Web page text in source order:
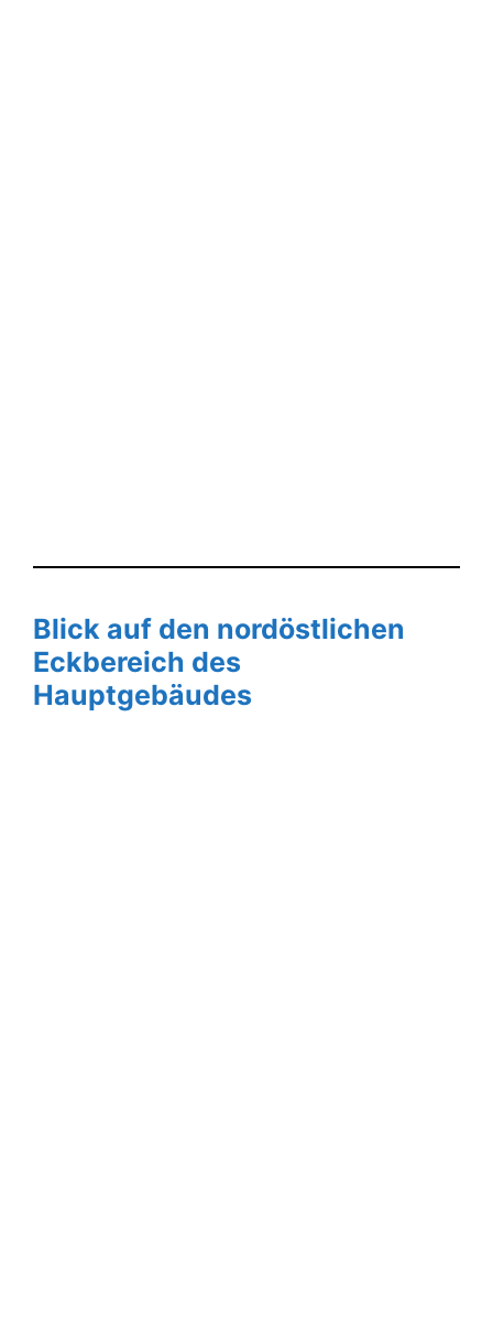
Blick auf den nordöstlichen
Eckbereich des
Hauptgebäudes